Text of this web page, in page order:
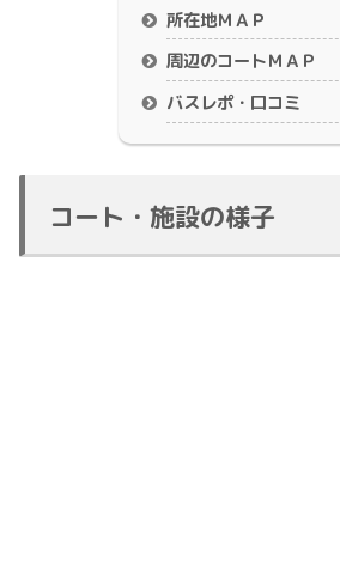
所在地ＭＡＰ
周辺のコートＭＡＰ
バスレポ・口コミ
コート・施設の様子